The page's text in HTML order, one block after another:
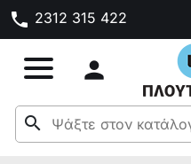
phone 2312 315 422

search